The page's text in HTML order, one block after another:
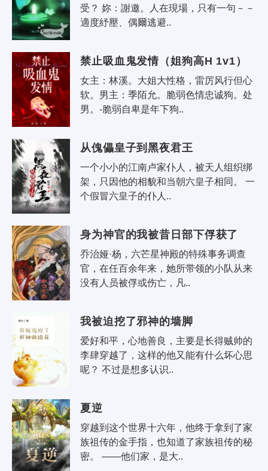
受？ 妳：謝邀。人在現場，只有一句－－
適度紓壓、偶爾逃避..
禁止吸血鬼发情（姐狗高H 1v1）
女主：林溪。大姐大性格，雷厉风行但心
软。男主：季陌允。脆弱色情忠诚狗。处
男。-脆弱自卑是年下狗..
从傀儡皇子到黑夜君王
一个小小的江南卢家仆人，被天人组织绑
架，只因他的相貌和当朝六皇子相同。 一
个假冒六皇子的仆人..
身为神官的我被昔日部下俘获了
乔治娅·杨，六芒星神殿的特殊事务调查
官，在任百余年来，她所带领的小队从来
没有人员被俘或伤亡，凡..
我被迫挖了邪神的墙脚
爱好和平，心地善良，主要是长得贼帅的
李肆穿越了，这样的他又能有什么坏心思
呢？ 不过是想多认识..
夏逆
穿越到这个世界十六年，他终于拿到了家
族祖传的金手指，也知道了家族祖传的秘
密。 ——他们家，是大..